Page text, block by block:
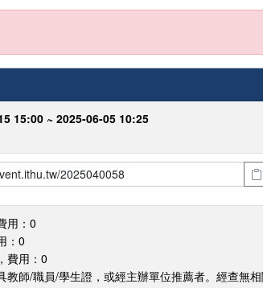
15:00 ~ 2025-06-05 10:25
用：0
：0
費用：0
教師/職員/學生證，或經主辦單位推薦者。經查無